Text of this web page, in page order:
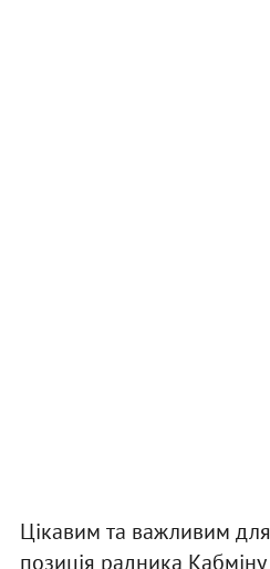
Цікавим та важливим для
позиція радника